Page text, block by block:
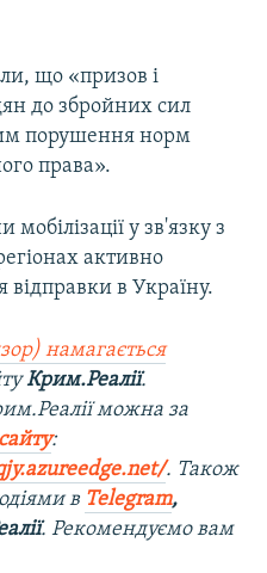
що «призов і
до збройних сил
порушення норм
права».
мобілізації у зв'язку з
активно
відправки в Україну.
намагається
Крим.Реалії.
можна за
:
. Також
в Telegram,
. Рекомендуємо вам